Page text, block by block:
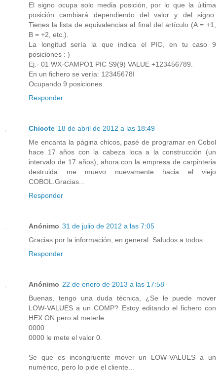
El signo ocupa solo media posición, por lo que la última
posición cambiará dependiendo del valor y del signo.
Tienes la lista de equivalencias al final del artículo (A = +1,
B = +2, etc.).
La longitud sería la que indica el PIC, en tu caso 9
posiciones : )
Ej.- 01 WX-CAMPO1 PIC S9(9) VALUE +123456789.
En un fichero se vería: 12345678I
Ocupando 9 posiciones.
Responder
Chicote 18 de abril de 2012 a las 18:49
Me encanta la página chicos, pasé de programar en Cobol
hace 17 años con la cabeza loca a la construcción (un
intervalo de 17 años), ahora con la empresa de carpinteria
destruida me muevo nuevamente hacia el viejo
COBOL.Gracias...
Responder
Anónimo 31 de julio de 2012 a las 7:05
Gracias por la información, en general. Saludos a todos
Responder
Anónimo 22 de enero de 2013 a las 17:58
Buenas, tengo una duda técnica, ¿Se le puede mover
LOW-VALUES a un COMP? Estoy editando el fichero con
HEX ON pero al meterle:
0000
0000 le mete el valor 0.
Se que es incongruente mover un LOW-VALUES a un
numérico, pero lo pide el cliente...